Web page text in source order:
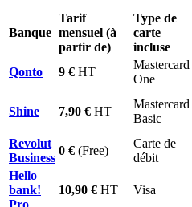
Banque
Tarif
mensuel (à
partir de)
Type de
carte
incluse
Qonto 9 € HT
Mastercard
One
Shine 7,90 € HT
Mastercard
Basic
Revolut
Business
0 € (Free)
Carte de
débit
Hello
bank!
10,90 € HT Visa